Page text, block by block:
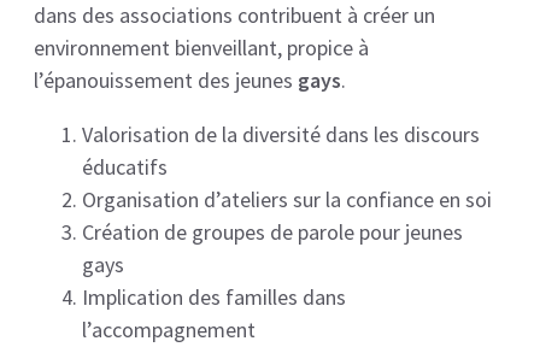
dans des associations contribuent à créer un
environnement bienveillant, propice à
l’épanouissement des jeunes gays.
Valorisation de la diversité dans les discours
éducatifs
Organisation d’ateliers sur la confiance en soi
Création de groupes de parole pour jeunes
gays
Implication des familles dans
l’accompagnement